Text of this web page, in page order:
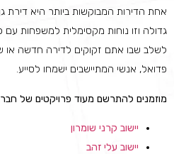
אחת הדירות המבוקשות ביותר היא דירת גן
גדולה וזו נוחות מקסימלית למשפחות
לשלב שבו אתם זקוקים לדירה חדשה או
פדואל, אנשי המתיישבים ישמחו לסייע.
מוזמנים להתרשם מעוד פרויקטים של
יישוב קרני שומרון
יישוב עלי זהב